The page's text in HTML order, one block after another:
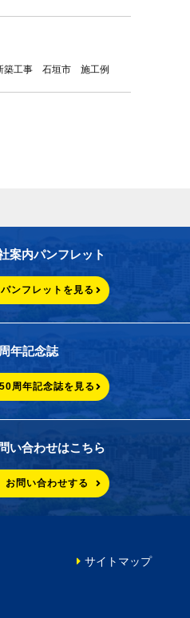
築工事 石垣市 施工例
案内パンフレット
パンフレットを見る
年記念誌
50周年記念誌を見る
い合わせはこちら
お問い合わせする
サイトマップ